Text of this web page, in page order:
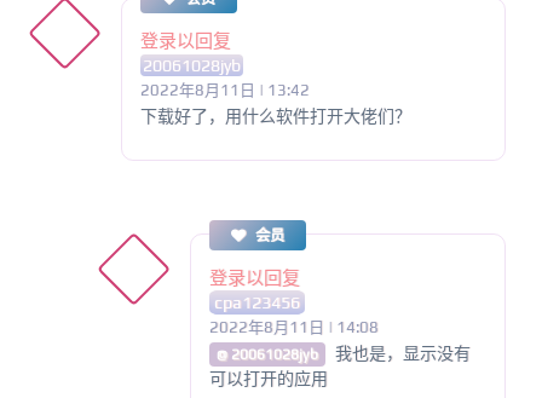
登录以回复
20061028jyb
2022年8月11日 | 13:42
下载好了，用什么软件打开大佬们？
会员
登录以回复
cpa123456
2022年8月11日 | 14:08
@ 20061028jyb
我也是，显示没有
可以打开的应用